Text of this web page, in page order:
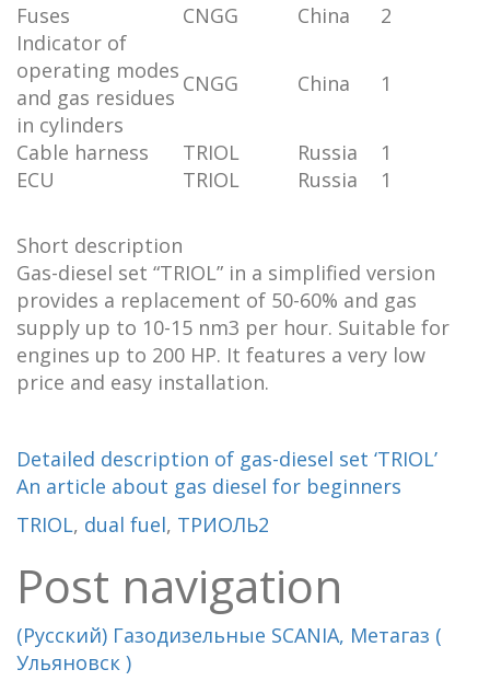
Fuses CNGG China
2
Indicator of
operating modes
and gas residues
in cylinders
CNGG China 1
Cable harness TRIOL Russia
1
ECU
TRIOL Russia 1
Short description
Gas-diesel set “TRIOL” in a simplified version
provides a replacement of 50-60% and gas
supply up to 10-15 nm3 per hour. Suitable for
engines up to 200 HP. It features a very low
price and easy installation.
Detailed description of gas-diesel set ‘TRIOL’
An article about gas diesel for beginners
TRIOL, dual fuel, ТРИОЛЬ2
Post navigation
(Русский) Газодизельные SCANIA, Метагаз (
Ульяновск )